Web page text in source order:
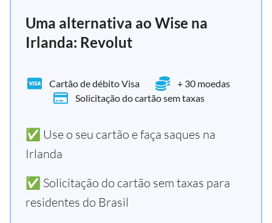
Uma alternativa ao Wise na
Irlanda: Revolut
Cartão de débito Visa
+ 30 moedas
Solicitação do cartão sem taxas
✅ Use o seu cartão e faça saques na
Irlanda
✅ Solicitação do cartão sem taxas para
residentes do Brasil